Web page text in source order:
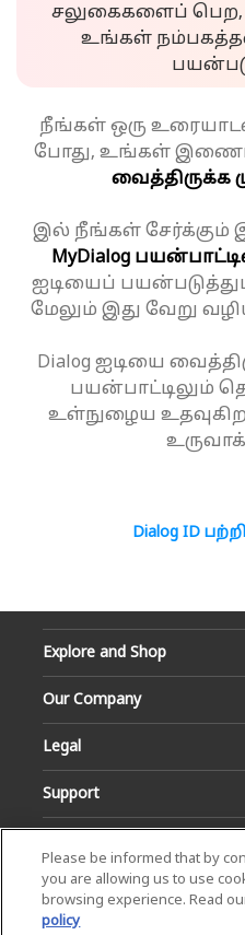
சலுகைகளைப்
உங்கள்
நீங்கள் ஒரு
போது, உங்கள்
வைத்திருக்க
இல் நீங்கள்
MyDialog
ஐடியைப் பயன்படுத்தும்
மேலும் இது வேறு
Dialog ஐடியை
பயன்பாட்டிலும்
உள்நுழைய
Dialog ID
Explore and Shop
Our Company
Legal
Support
Please be informed that by
you are allowing us to use
browsing experience. Read
policy